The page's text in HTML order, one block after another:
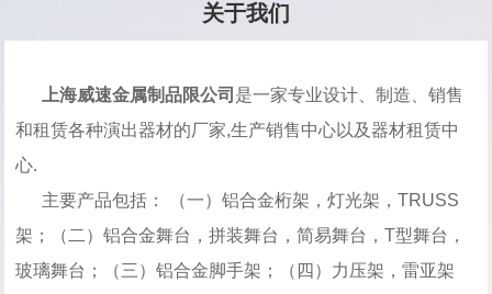
关于我们
上海威速金属制品限公司 是一家专业设计、制造、销售
和租赁各种演出器材的厂家,生产销售中心以及器材租赁中
心.
主要产品包括： （一）铝合金桁架，灯光架，TRUSS
架；（二）铝合金舞台，拼装舞台，简易舞台，T型舞台，
玻璃舞台；（三）铝合金脚手架；（四）力压架，雷亚架